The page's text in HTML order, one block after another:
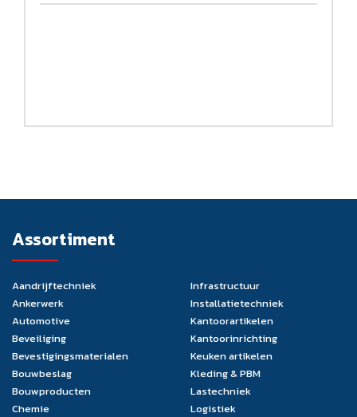
Assortiment
Aandrijftechniek
Ankerwerk
Automotive
Beveiliging
Bevestigingsmaterialen
Bouwbeslag
Bouwproducten
Chemie
Infrastructuur
Installatietechniek
Kantoorartikelen
Kantoorinrichting
Keuken artikelen
Kleding & PBM
Lastechniek
Logistiek